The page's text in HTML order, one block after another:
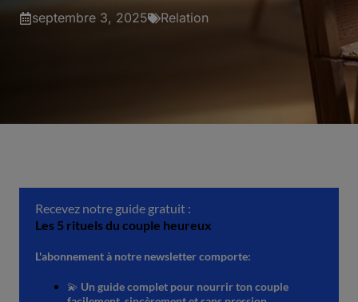
septembre 3, 2025 Relation